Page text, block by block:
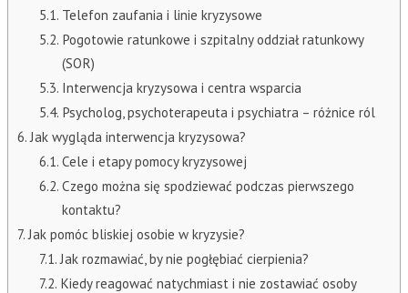
Telefon zaufania i linie kryzysowe
Pogotowie ratunkowe i szpitalny oddział ratunkowy
(SOR)
Interwencja kryzysowa i centra wsparcia
Psycholog, psychoterapeuta i psychiatra – różnice ról
Jak wygląda interwencja kryzysowa?
Cele i etapy pomocy kryzysowej
Czego można się spodziewać podczas pierwszego
kontaktu?
Jak pomóc bliskiej osobie w kryzysie?
Jak rozmawiać, by nie pogłębiać cierpienia?
Kiedy reagować natychmiast i nie zostawiać osoby